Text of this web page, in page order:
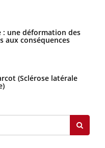
: une déformation des
aux conséquences
(Sclérose latérale